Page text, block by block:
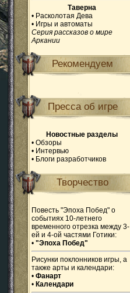
Таверна
• Расколотая Дева
• Игры и автоматы
Серия рассказов о мире
Аркании
Рекомендуем
Пресса об игре
Новостные разделы
• Обзоры
• Интервью
• Блоги разработчиков
Творчество
Повесть "Эпоха Побед" о
событиях 10-летнего
временного отрезка между 3-
ей и 4-ой частями Готики:
• "Эпоха Побед"
Рисунки поклонников игры, а
также арты и календари:
• Фанарт
• Календари